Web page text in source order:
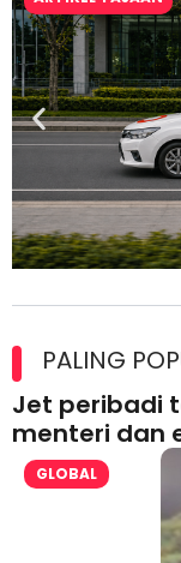
lesen separuh
PALING
Jet peribadi
menteri dan
GLOBAL